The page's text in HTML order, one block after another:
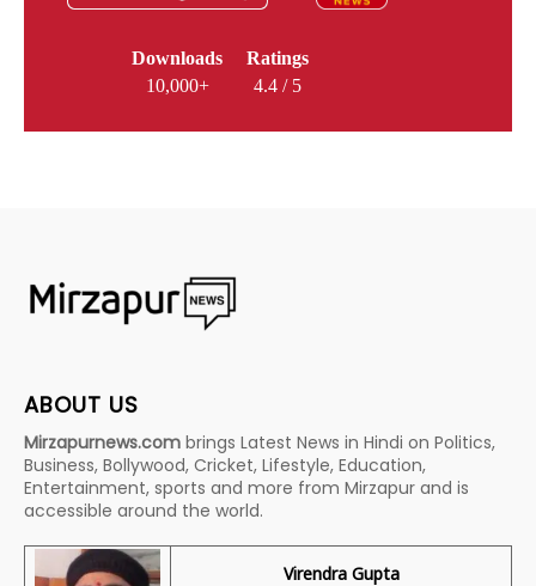
Downloads
10,000+
Ratings
4.4 / 5
ABOUT US
Mirzapurnews.com brings Latest News in Hindi on Politics,
Business, Bollywood, Cricket, Lifestyle, Education,
Entertainment, sports and more from Mirzapur and is
accessible around the world.
Virendra Gupta